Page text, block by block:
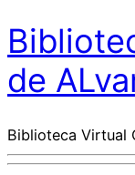
de
Biblioteca Virtual